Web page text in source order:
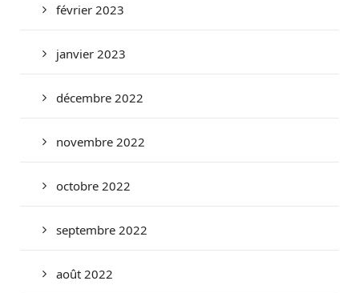
février 2023
janvier 2023
décembre 2022
novembre 2022
octobre 2022
septembre 2022
août 2022